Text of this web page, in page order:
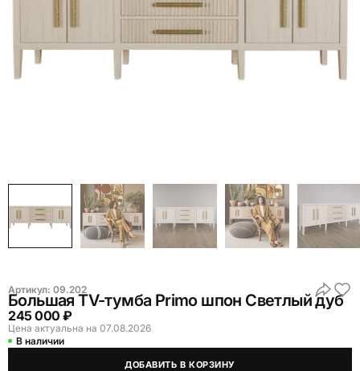
Артикул: 09.202
Большая TV-тумба Primo шпон Светлый дуб
245 000 ₽
Цена актуальна на 07.08.2026
В наличии
ДОБАВИТЬ В КОРЗИНУ